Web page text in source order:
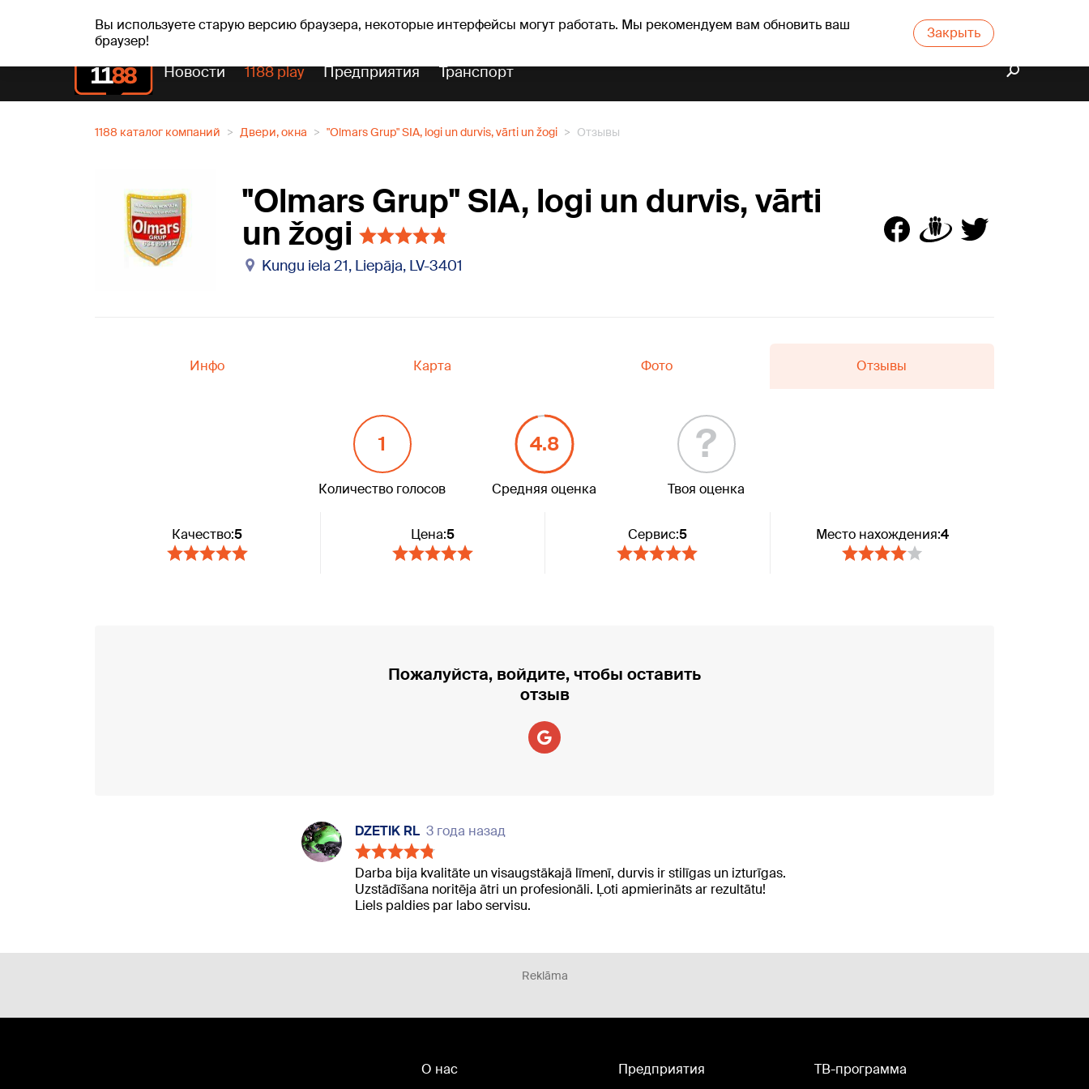
Вы используете старую версию браузера, некоторые интерфейсы могут работать. Мы рекомендуем вам обновить ваш
браузер!
Закрыть
пт, 07.08.2026. +19°C Alfrēds, Fredis, Madars Прогноз погоды Гороскопы
Новости 1188 play Предприятия Транспорт
1188 каталог компаний Двери, окна "Olmars Grup" SIA, logi un durvis, vārti un žogi Отзывы
"Olmars Grup" SIA, logi un durvis, vārti
un žogi
Kungu iela 21, Liepāja, LV-3401
Инфо Карта Фото Отзывы
1
Количество голосов
4.8
Средняя оценка
?
Твоя оценка
Качество:5 Цена:5 Сервис:5 Место нахождения:4
Пожалуйста, войдите, чтобы оставить
отзыв
DZETIK RL 3 года назад
Darba bija kvalitāte un visaugstākajā līmenī, durvis ir stilīgas un izturīgas.
Uzstādīšana noritēja ātri un profesionāli. Ļoti apmierināts ar rezultātu!
Liels paldies par labo servisu.
Reklāma
О нас
Предприятия
TВ-программа